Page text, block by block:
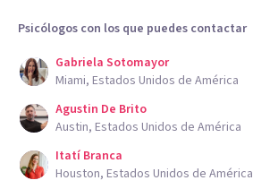
Psicólogos con los que puedes contactar
Gabriela Sotomayor
Miami, Estados Unidos de América
Agustin De Brito
Austin, Estados Unidos de América
Itatí Branca
Houston, Estados Unidos de América